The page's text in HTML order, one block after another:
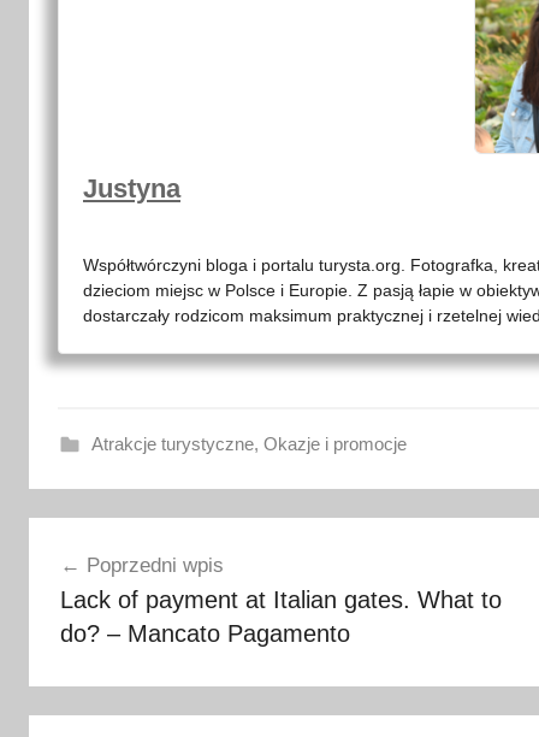
Justyna
Współtwórczyni bloga i portalu turysta.org. Fotografka,
dzieciom miejsc w Polsce i Europie. Z pasją łapie w
dostarczały rodzicom maksimum praktycznej i rzetelnej
Atrakcje turystyczne, Okazje i promocje
g
wpisuPoprzedni wpis
Lack of payment at Italian gates. What to
do? – Mancato Pagamento